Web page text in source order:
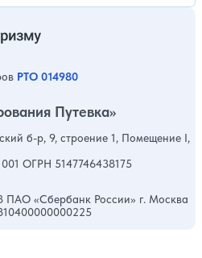
РТО 014980
Путевка»
б-р, 9, строение 1, Помещение I,
ОГРН 5147746438175
ПАО «Сбербанк России» г. Москва